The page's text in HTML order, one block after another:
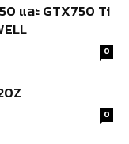
และ GTX750 Ti
0
0